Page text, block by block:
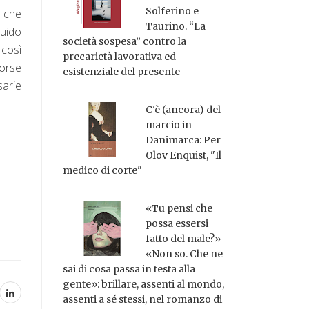
Solferino e
Taurino. “La
società sospesa” contro la
precarietà lavorativa ed
esistenziale del presente
C'è (ancora) del
marcio in
Danimarca: Per
Olov Enquist, "Il
medico di corte"
«Tu pensi che
possa essersi
fatto del male?»
«Non so. Che ne
sai di cosa passa in testa alla
gente»: brillare, assenti al mondo,
assenti a sé stessi, nel romanzo di